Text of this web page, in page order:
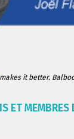
it better.
ET MEMBRES